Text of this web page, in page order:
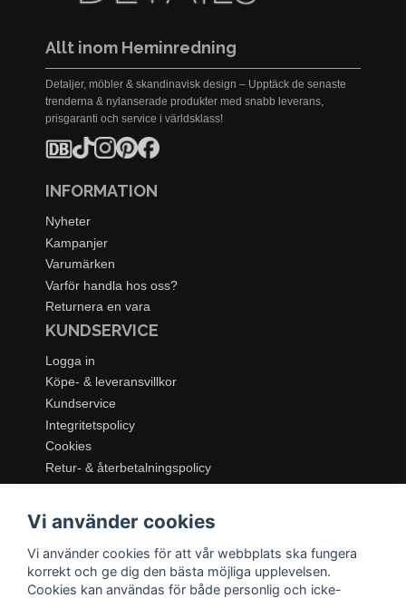
Allt inom Heminredning
Detaljer, möbler & skandinavisk design – Upptäck de senaste
trenderna & nylanserade produkter med snabb leverans,
prisgaranti och service i världsklass!
INFORMATION
Nyheter
Kampanjer
Varumärken
Varför handla hos oss?
Returnera en vara
KUNDSERVICE
Logga in
Köpe- & leveransvillkor
Kundservice
Integritetspolicy
Cookies
Retur- & återbetalningspolicy
Dukning & Servering
Kök & Matlagning
Belysning
Vi använder cookies
Vi använder cookies för att vår webbplats ska fungera
korrekt och ge dig den bästa möjliga upplevelsen.
Cookies kan användas för både personlig och icke-